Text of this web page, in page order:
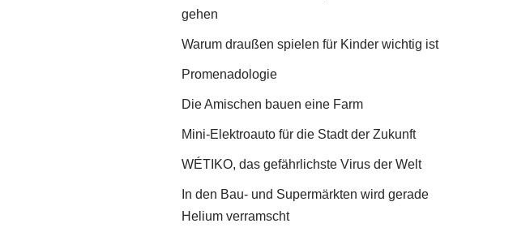
gehen
Warum draußen spielen für Kinder wichtig ist
Promenadologie
Die Amischen bauen eine Farm
Mini-Elektroauto für die Stadt der Zukunft
WÉTIKO, das gefährlichste Virus der Welt
In den Bau- und Supermärkten wird gerade
Helium verramscht